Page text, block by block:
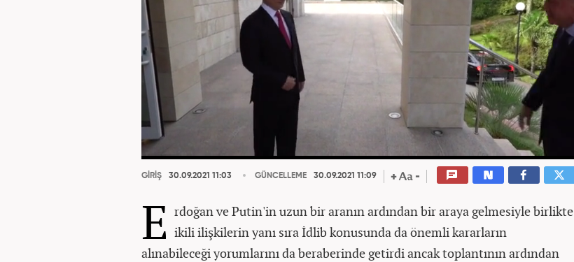
GİRİŞ 30.09.2021 11:03 GÜNCELLEME 30.09.2021 11:09
E rdoğan ve Putin'in uzun bir aranın ardından bir araya gelmesiyle birlikte
ikili ilişkilerin yanı sıra İdlib konusunda da önemli kararların
alınabileceği yorumlarını da beraberinde getirdi ancak toplantının ardından